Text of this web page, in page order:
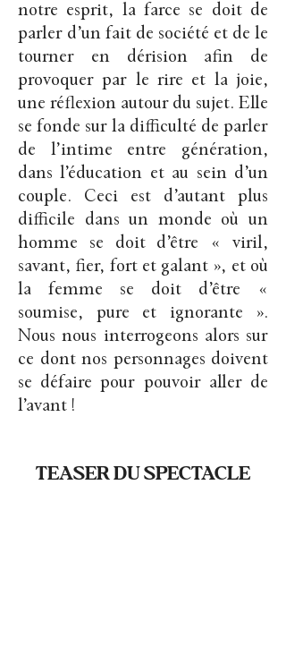
notre esprit, la farce se doit de
parler d’un fait de société et de le
tourner en dérision afin de
provoquer par le rire et la joie,
une réflexion autour du sujet. Elle
se fonde sur la difficulté de parler
de l’intime entre génération,
dans l’éducation et au sein d’un
couple. Ceci est d’autant plus
difficile dans un monde où un
homme se doit d’être « viril,
savant, fier, fort et galant », et où
la femme se doit d’être «
soumise, pure et ignorante ».
Nous nous interrogeons alors sur
ce dont nos personnages doivent
se défaire pour pouvoir aller de
l’avant !
TEASER DU SPECTACLE